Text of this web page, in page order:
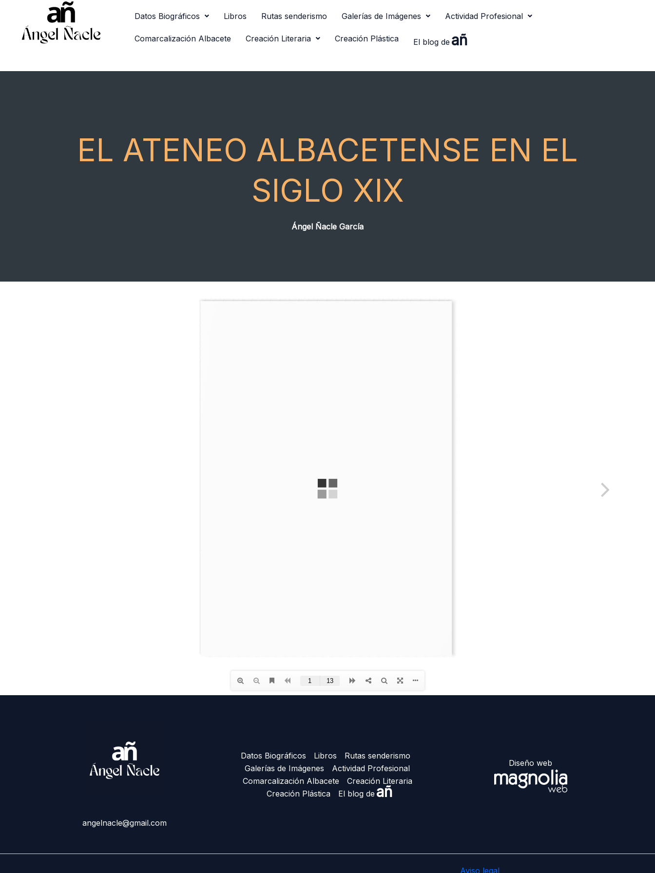
contenido
Datos Biográficos Libros Rutas senderismo Galerías de Imágenes Actividad Profesional
Comarcalización Albacete Creación Literaria Creación Plástica El blog de añ
EL ATENEO ALBACETENSE EN EL
SIGLO XIX
Ángel Ñacle García
angelnacle@gmail.com
Datos Biográficos Libros
Rutas senderismo
Galerías de Imágenes
Actividad Profesional
Comarcalización Albacete
Creación Literaria
Creación Plástica
El blog de añ
Diseño web
Aviso legal